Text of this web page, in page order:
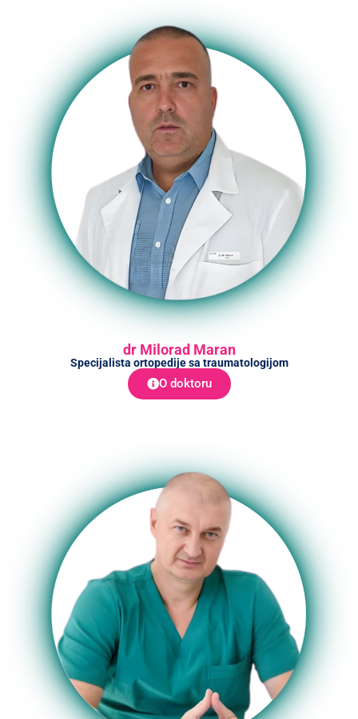
dr Milorad Maran
Specijalista ortopedije sa traumatologijom
O doktoru